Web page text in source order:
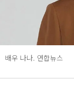
배우 나나. 연합뉴스